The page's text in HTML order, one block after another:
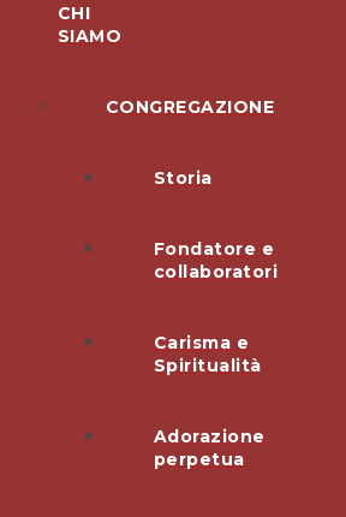
CHI
SIAMO
CONGREGAZIONE
Storia
Fondatore e
collaboratori
Carisma e
Spiritualità
Adorazione
perpetua